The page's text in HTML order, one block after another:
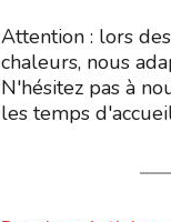
Attention : lors
chaleurs, nous
N'hésitez pas à
les temps